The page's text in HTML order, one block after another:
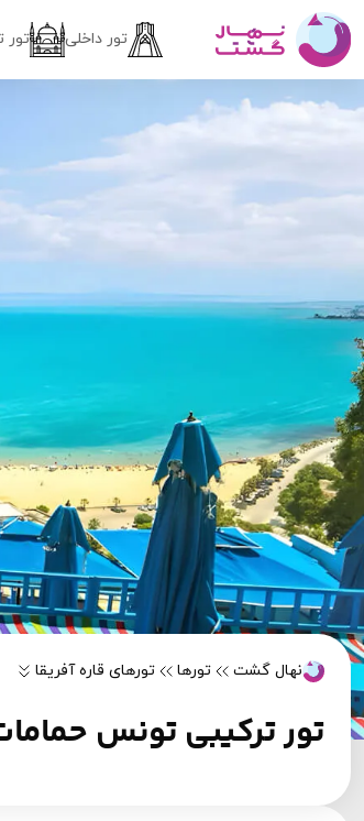
تور داخلی تور
نهال گشت تورها تورهای قاره آفریقا
تور ترکیبی تونس حمامات